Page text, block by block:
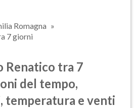
Romagna
7 giorni
Renatico tra 7
del tempo,
temperatura e venti